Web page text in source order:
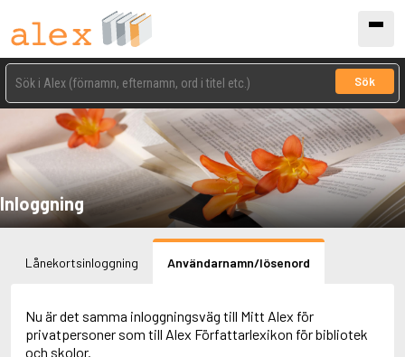
Sök
Inloggning
Lånekortsinloggning Användarnamn/lösenord
Nu är det samma inloggningsväg till Mitt Alex för
privatpersoner som till Alex Författarlexikon för bibliotek
och skolor.